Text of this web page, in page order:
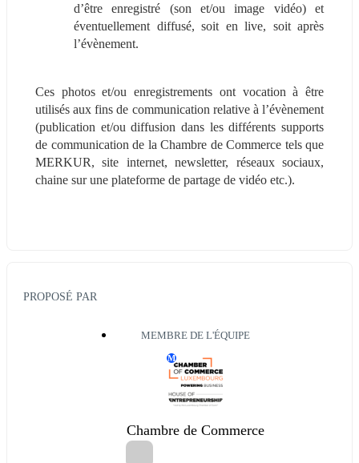
d’être enregistré (son et/ou image vidéo) et
éventuellement diffusé, soit en live, soit après
l’évènement.
Ces photos et/ou enregistrements ont vocation à être
utilisés aux fins de communication relative à l’évènement
(publication et/ou diffusion dans les différents supports
de communication de la Chambre de Commerce tels que
MERKUR, site internet, newsletter, réseaux sociaux,
chaine sur une plateforme de partage de vidéo etc.).
PROPOSÉ PAR
MEMBRE DE L'ÉQUIPE
M
Chambre de Commerce